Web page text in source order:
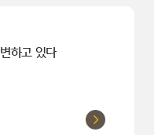
하고 있다